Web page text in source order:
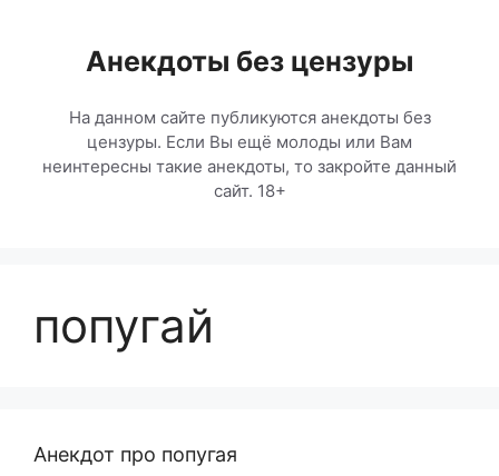
содержимомуАнекдоты без цензуры
На данном сайте публикуются анекдоты без
цензуры. Если Вы ещё молоды или Вам
неинтересны такие анекдоты, то закройте данный
сайт. 18+
попугай
Анекдот про попугая